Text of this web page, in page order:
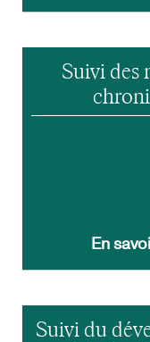
Suivi des
En
Suivi du